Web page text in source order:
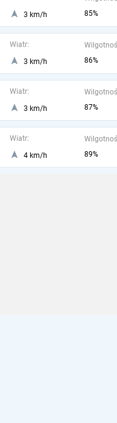
3 km/h
85%
Wiatr:
3 km/h
86%
Wiatr:
3 km/h
87%
Wiatr:
4 km/h
89%